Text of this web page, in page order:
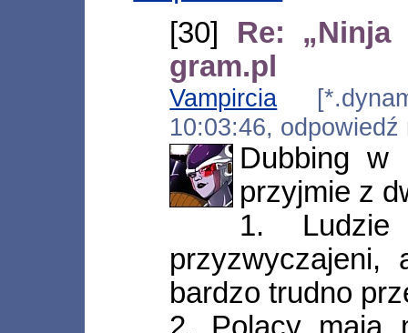
[30] Re:
gram.pl
Vampircia
10:03:46,
Dubbing w
przyjmie z
1.
przyzwyczajeni,
bardzo trudno